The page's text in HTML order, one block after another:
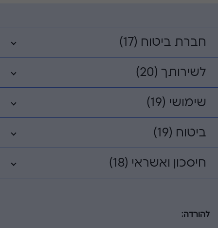
חברת ביטוח (17)
לשירותך (20)
שימושי (19)
ביטוח (19)
חיסכון ואשראי (18)
להורדה: